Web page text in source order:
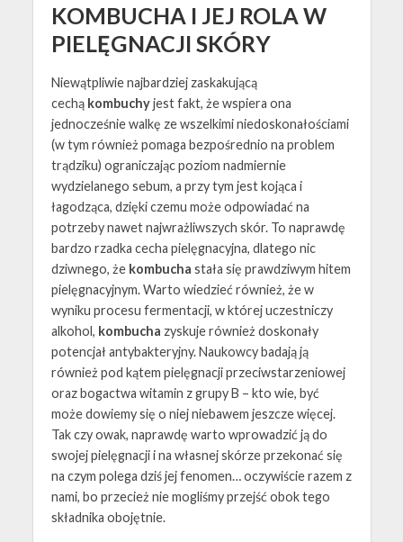
KOMBUCHA I JEJ ROLA W
PIELĘGNACJI SKÓRY
Niewątpliwie najbardziej zaskakującą
cechą kombuchyjest fakt, że wspiera ona
jednocześnie walkę ze wszelkimi niedoskonałościami
(w tym również pomaga bezpośrednio na problem
trądziku) ograniczając poziom nadmiernie
wydzielanego sebum, a przy tym jest kojąca i
łagodząca, dzięki czemu może odpowiadać na
potrzeby nawet najwrażliwszych skór. To naprawdę
bardzo rzadka cecha pielęgnacyjna, dlatego nic
dziwnego, żekombucha stała się prawdziwym hitem
pielęgnacyjnym. Warto wiedzieć również, że w
wyniku procesu fermentacji, w której uczestniczy
alkohol, kombucha zyskuje również doskonały
potencjał antybakteryjny. Naukowcy badają ją
również pod kątem pielęgnacji przeciwstarzeniowej
oraz bogactwa witamin z grupy B – kto wie, być
może dowiemy się o niej niebawem jeszcze więcej.
Tak czy owak, naprawdę warto wprowadzić ją do
swojej pielęgnacji i na własnej skórze przekonać się
na czym polega dziś jej fenomen… oczywiście razem z
nami, bo przecież nie mogliśmy przejść obok tego
składnika obojętnie.